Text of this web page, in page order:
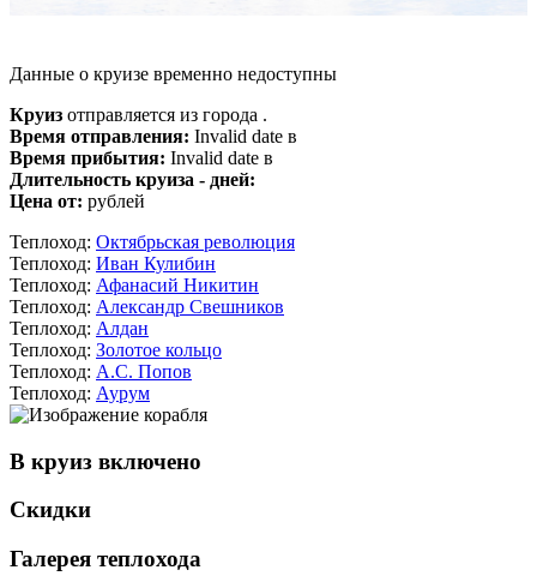
Данные о круизе временно недоступны
Круиз отправляется из города .
Время отправления: Invalid date в
Время прибытия: Invalid date в
Длительность круиза - дней:
Цена от: рублей
Теплоход: Октябрьская революция
Теплоход: Иван Кулибин
Теплоход: Афанасий Никитин
Теплоход: Александр Свешников
Теплоход: Алдан
Теплоход: Золотое кольцо
Теплоход: А.С. Попов
Теплоход: Аурум
В круиз включено
Скидки
Галерея теплохода